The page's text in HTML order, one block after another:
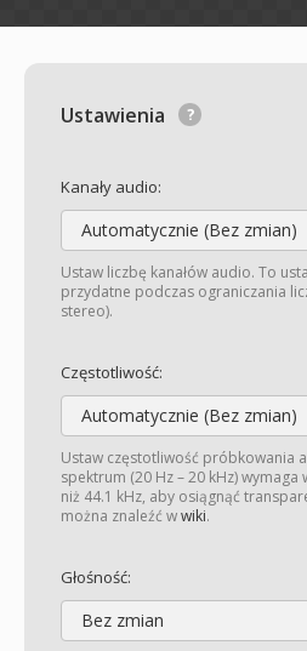
Ustawienia
Kanały audio:
Automatycznie (Bez zmian)
Ustaw liczbę kanałów audio. To
przydatne podczas ograniczania
stereo).
Częstotliwość:
Automatycznie (Bez zmian)
Ustaw częstotliwość próbkowania
spektrum (20 Hz – 20 kHz)
niż 44.1 kHz, aby osiągnąć
można znaleźć wwiki.
Głośność:
Bez zmian